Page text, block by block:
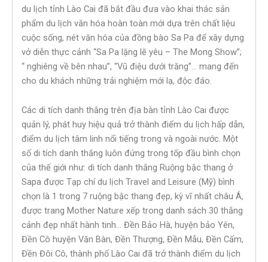
du lịch tỉnh Lào Cai đã bắt đầu đưa vào khai thác sản
phẩm du lịch văn hóa hoàn toàn mới dựa trên chất liệu
cuộc sống, nét văn hóa của đồng bào Sa Pa để xây dựng
vở diễn thực cảnh “Sa Pa lặng lẽ yêu – The Mong Show”;
“ nghiêng về bên nhau”, “Vũ điệu dưới trăng”… mang đến
cho du khách những trải nghiệm mới lạ, độc đáo.
Các di tích danh thắng trên địa bàn tỉnh Lào Cai được
quản lý, phát huy hiệu quả trở thành điểm du lịch hấp dẫn,
điểm du lịch tâm linh nổi tiếng trong và ngoài nước. Một
số di tích danh thắng luôn đứng trong tốp đầu bình chọn
của thế giới như: di tích danh thắng Ruộng bậc thang ở
Sapa được Tạp chí du lịch Travel and Leisure (Mỹ) bình
chọn là 1 trong 7 ruộng bậc thang đẹp, kỳ vĩ nhất châu Á,
được trang Mother Nature xếp trong danh sách 30 thắng
cảnh đẹp nhất hành tinh… Đền Bảo Hà, huyện bảo Yên,
Đền Cô huyện Văn Bàn, Đền Thượng, Đền Mẫu, Đền Cấm,
Đền Đôi Cô, thành phố Lào Cai đã trở thành điểm du lịch